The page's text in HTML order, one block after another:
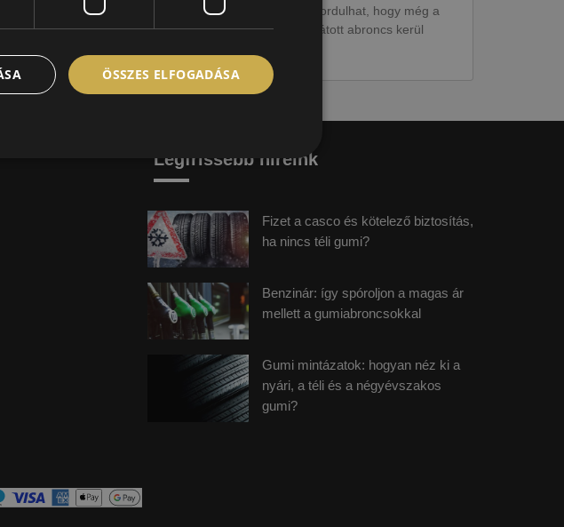
tájékoztató jellegűek. Előfordulhat, hogy még a
korábbi EU-s címkével ellátott abroncs kerül
Legfrissebb híreink
Fizet a casco és kötelező biztosítás,
ha nincs téli gumi?
Benzinár: így spóroljon a magas ár
mellett a gumiabroncsokkal
Gumi mintázatok: hogyan néz ki a
nyári, a téli és a négyévszakos
gumi?
ÖSSZES ELFOGADÁSA